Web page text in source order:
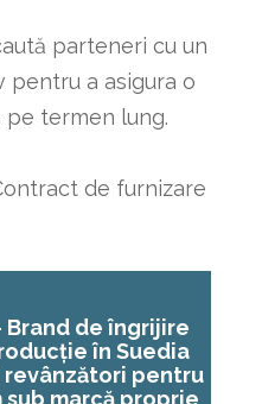
parteneri cu un
pentru a asigura o
termen lung.
de furnizare
Brand de îngrijire
în Suedia
pentru
marcă proprie